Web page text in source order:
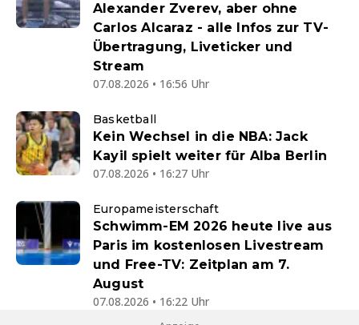
Alexander Zverev, aber ohne
Carlos Alcaraz - alle Infos zur TV-
Übertragung, Liveticker und
Stream
07.08.2026 • 16:56 Uhr
Basketball
Kein Wechsel in die NBA: Jack
Kayil spielt weiter für Alba Berlin
07.08.2026 • 16:27 Uhr
Europameisterschaft
Schwimm-EM 2026 heute live aus
Paris im kostenlosen Livestream
und Free-TV: Zeitplan am 7.
August
07.08.2026 • 16:22 Uhr